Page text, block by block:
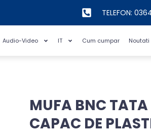
TELEFON:
Audio-Video IT Cum cumpar Noutati
MUFA BNC TATA
CAPAC DE